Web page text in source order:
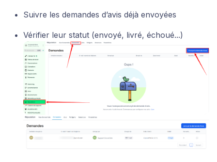
Suivre les demandes d’avis déjà envoyées
Vérifier leur statut (envoyé, livré, échoué...)